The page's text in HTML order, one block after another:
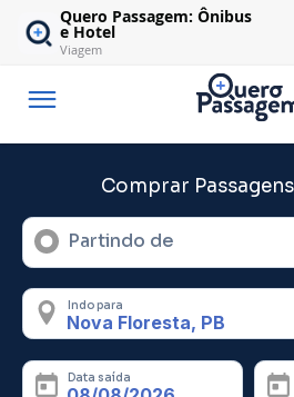
Quero Passagem: Ônibus
e Hotel
Viagem
Comprar
Partindo de
Indo para
Data saída